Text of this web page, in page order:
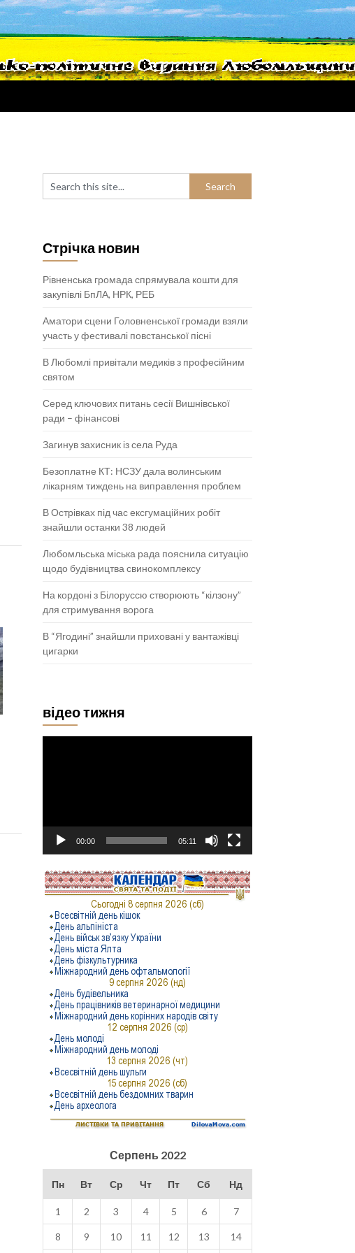
Стрічка новин
Рівненська громада спрямувала кошти для
закупівлі БпЛА, НРК, РЕБ
Аматори сцени Головненської громади взяли
участь у фестивалі повстанської пісні
В Любомлі привітали медиків з професійним
святом
Серед ключових питань сесії Вишнівської
ради – фінансові
Загинув захисник із села Руда
Безоплатне КТ: НСЗУ дала волинським
лікарням тиждень на виправлення проблем
В Острівках під час ексгумаційних робіт
знайшли останки 38 людей
Любомльська міська рада пояснила ситуацію
щодо будівництва свинокомплексу
На кордоні з Білоруссю створюють “кілзону”
для стримування ворога
В “Ягодині” знайшли приховані у вантажівці
цигарки
відео тижня
00:00 05:11
Серпень 2022
Пн Вт Ср Чт Пт Сб Нд
1 2 3 4 5 6 7
8 9 10 11 12 13 14